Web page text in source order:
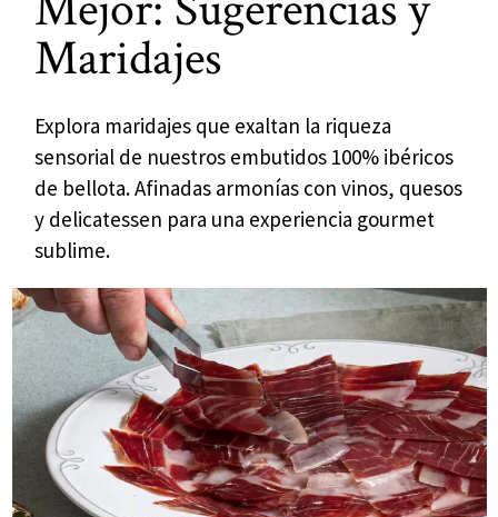
Maridajes
Explora maridajes que exaltan la riqueza
sensorial de nuestros embutidos 100% ibéricos
de bellota. Afinadas armonías con vinos, quesos
y delicatessen para una experiencia gourmet
sublime.